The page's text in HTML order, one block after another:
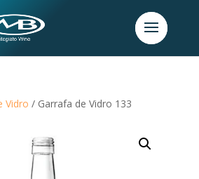
Vidro / Garrafa de Vidro 133